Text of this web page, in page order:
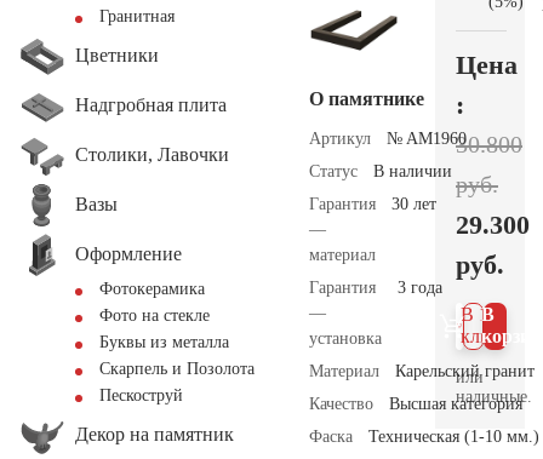
Гранитная
Цветники
Надгробная плита
Столики, Лавочки
Вазы
Оформление
Фотокерамика
Фото на стекле
Буквы из металла
Скарпель и Позолота
Пескоструй
Декор на памятник
О памятнике
Артикул
№ AM1960
Статус
В наличии
Гарантия
—
материал
30 лет
Гарантия
—
установка
3 года
Материал
Карельский гранит
Качество
Высшая категория
Фаска
Техническая (1-10 мм.)
Цена
:
30.800
руб.
29.300
руб.
В
В 1
клик
или
наличные.